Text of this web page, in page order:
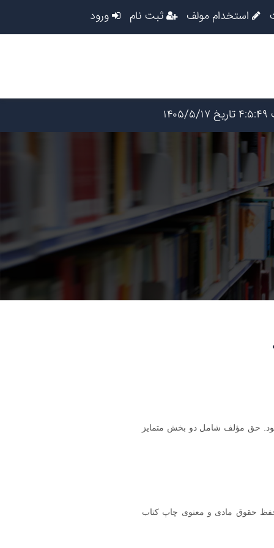
استخدام مولف ثبت نام ورود
حق مؤلف شامل دو بخش متمایز
حقوق مادی و معنوی چاپ کتاب